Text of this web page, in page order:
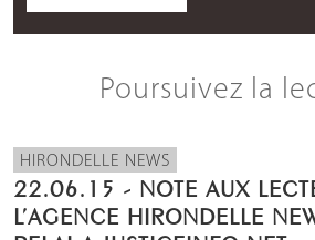
Poursuivez la
HIRONDELLE NEWS
22.06.15 - NOTE AUX
L’AGENCE HIRONDELLE